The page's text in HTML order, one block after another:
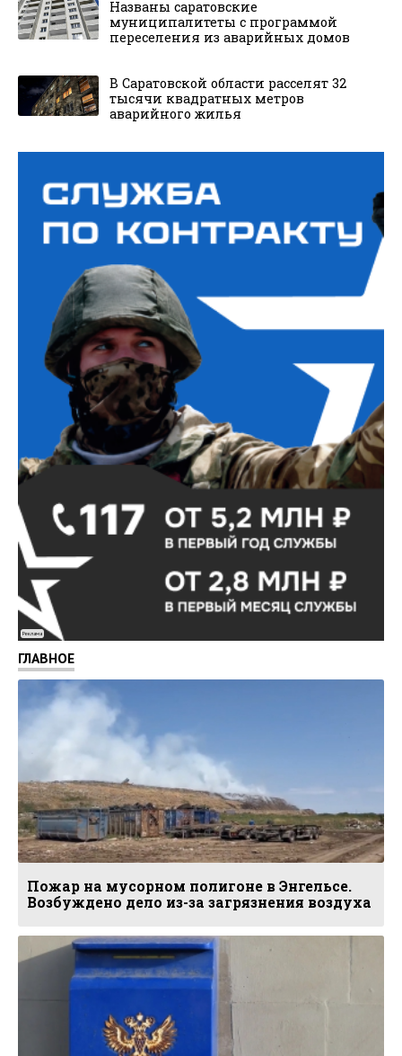
Названы саратовские
муниципалитеты с программой
переселения из аварийных домов
В Саратовской области расселят 32
тысячи квадратных метров
аварийного жилья
Реклама
ГЛАВНОЕ
Пожар на мусорном полигоне в Энгельсе.
Возбуждено дело из-за загрязнения воздуха